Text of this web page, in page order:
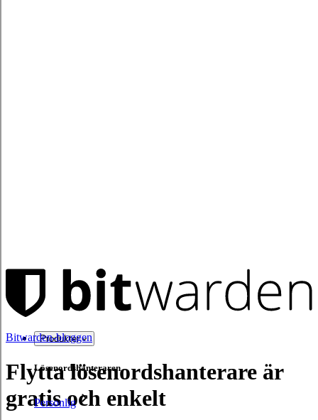
Produkter
Lösenordshanteraren
Personlig
Bitwarden-bloggen
Flytta lösenordshanterare är
gratis och enkelt